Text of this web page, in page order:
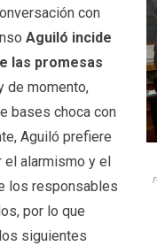
con
Aguiló incide
las promesas
de momento,
bases choca con
Aguiló prefiere
el alarmismo y el
los responsables
por lo que
siguientes